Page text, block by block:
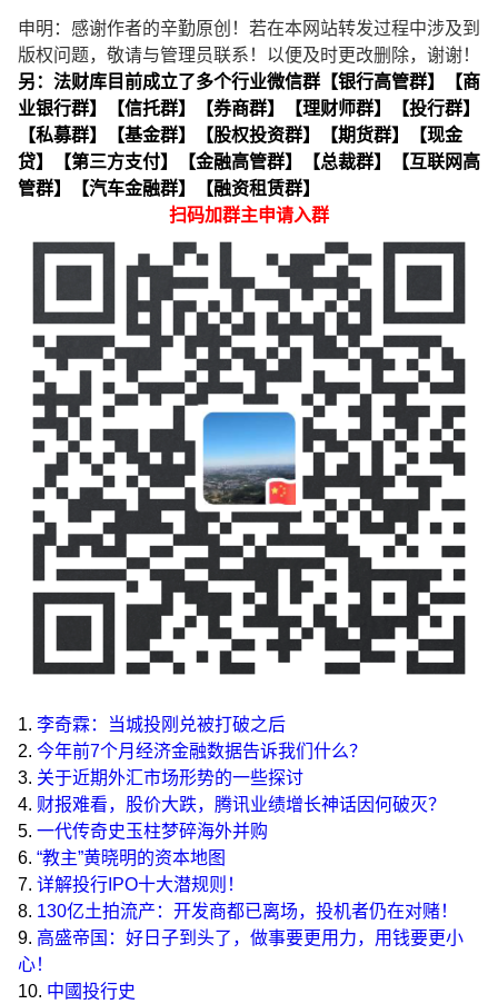
申明：感谢作者的辛勤原创！若在本网站转发过程中涉及到
版权问题，敬请与管理员联系！以便及时更改删除，谢谢！
另：法财库目前成立了多个行业微信群【银行高管群】【商
业银行群】【信托群】【券商群】【理财师群】【投行群】
【私募群】【基金群】【股权投资群】【期货群】【现金
贷】【第三方支付】【金融高管群】【总裁群】【互联网高
管群】【汽车金融群】【融资租赁群】
扫码加群主申请入群
1. 李奇霖：当城投刚兑被打破之后
2. 今年前7个月经济金融数据告诉我们什么？
3. 关于近期外汇市场形势的一些探讨
4. 财报难看，股价大跌，腾讯业绩增长神话因何破灭？
5. 一代传奇史玉柱梦碎海外并购
6. “教主”黄晓明的资本地图
7. 详解投行IPO十大潜规则！
8. 130亿土拍流产：开发商都已离场，投机者仍在对赌！
9. 高盛帝国：好日子到头了，做事要更用力，用钱要更小
心！
10. 中國投行史